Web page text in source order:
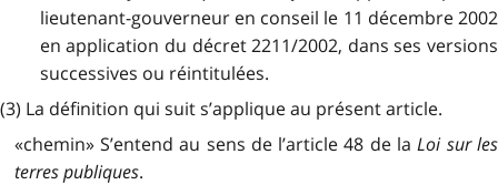
lieutenant-gouverneur en conseil le 11 décembre 2002
en application du décret 2211/2002, dans ses versions
successives ou réintitulées.
(3) La définition qui suit s’applique au présent article.
«chemin» S’entend au sens de l’article 48 de laLoi sur les
terres publiques.